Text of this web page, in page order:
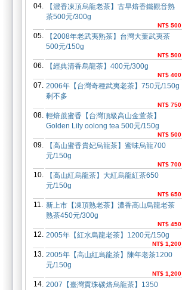
04.
【濃香凍頂烏龍老茶】古早焙香鐵觀音熟
茶500元/300g
NT$ 500
05.
【2008年老武夷熟茶】台灣大葉武夷茶
500元/150g
NT$ 500
06. 【經典清香烏龍茶】400元/300g
NT$ 400
07. 2006年【台灣奇種武夷老茶】750元/150g
剩不多
NT$ 750
08. 輕焙蔗蜜香【台灣頂級高山金萱茶】
Golden Lily oolong tea 500元/150g
NT$ 500
09.
【高山蜜香貴妃烏龍茶】蜜味烏龍700
元/150g
NT$ 700
10.
【高山紅烏龍茶】大紅烏龍紅茶650
元/150g
NT$ 650
11. 新上市【凍頂熟老茶】濃香高山烏龍老茶
熟茶450元/300g
NT$ 450
12. 2005年【紅水烏龍老茶】1200元/150g
NT$ 1,200
13. 2005年【高山紅烏龍茶】陳年老茶1200
元/150g
NT$ 1,200
14. 2007【臺灣貢珠碳焙烏龍茶】1350